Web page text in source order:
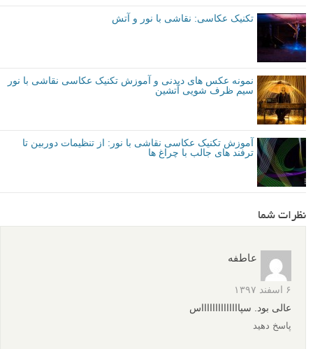
تکنیک عکاسی: نقاشی با نور و آتش
نمونه عکس های دیدنی و آموزش تکنیک عکاسی نقاشی با نور
سیم ظرف شویی آتشین
آموزش تکنیک عکاسی نقاشی با نور: از تنظیمات دوربین تا
ترفند های جالب با چراغ ها
نظرات شما
عاطفه
۶ اسفند ۱۳۹۷
عالی بود. سپااااااااااااااس
پاسخ دهید